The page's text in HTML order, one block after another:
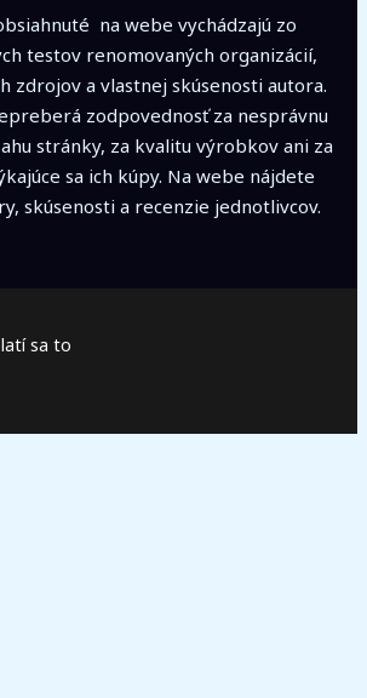
na webe vychádzajú zo
testov renomovaných organizácií,
zdrojov a vlastnej skúsenosti autora.
zodpovednosť za nesprávnu
stránky, za kvalitu výrobkov ani za
sa ich kúpy. Na webe nájdete
skúsenosti a recenzie jednotlivcov.
sa to